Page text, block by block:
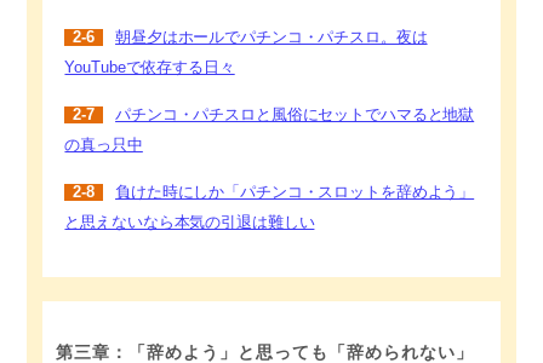
2-6
朝昼夕はホールでパチンコ・パチスロ。夜は
YouTubeで依存する日々
2-7
パチンコ・パチスロと風俗にセットでハマると地獄
の真っ只中
2-8
負けた時にしか「パチンコ・スロットを辞めよう」
と思えないなら本気の引退は難しい
第三章：「辞めよう」と思っても「辞められない」